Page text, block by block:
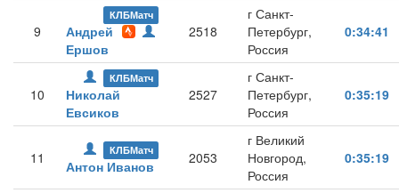
9
КЛБМатч
Андрей
Ершов
2518
г Санкт-
Петербург,
Россия
0:34:41
10
КЛБМатч
Николай
Евсиков
2527
г Санкт-
Петербург,
Россия
0:35:19
11 КЛБМатч
Антон Иванов 2053
г Великий
Новгород,
Россия
0:35:19